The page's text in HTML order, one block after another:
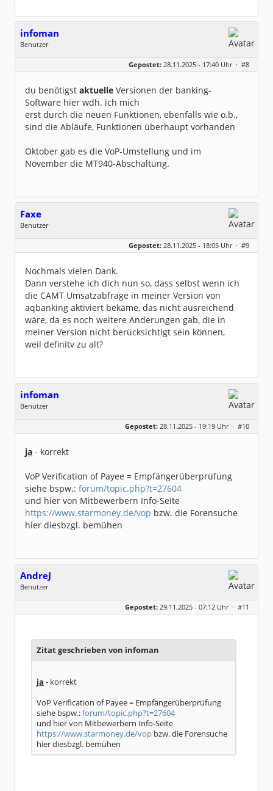
infoman
Benutzer
Dabei seit:
06 / 2008
Gepostet: 28.11.2025 - 17:40 Uhr · #8
du benötigst aktuelle Versionen der banking-
Software hier wdh. ich mich
erst durch die neuen Funktionen, ebenfalls wie o.b.,
sind die Abläufe, Funktionen überhaupt vorhanden
Oktober gab es die VoP-Umstellung und im
November die MT940-Abschaltung.
Faxe
Benutzer
Geschlecht:
keine Angabe
Dabei seit:
11 / 2025
Gepostet: 28.11.2025 - 18:05 Uhr · #9
Nochmals vielen Dank.
Dann verstehe ich dich nun so, dass selbst wenn ich
die CAMT Umsatzabfrage in meiner Version von
aqbanking aktiviert bekäme, das nicht ausreichend
wäre, da es noch weitere Änderungen gab, die in
meiner Version nicht berücksichtigt sein können,
weil definitv zu alt?
infoman
Benutzer
Dabei seit:
06 / 2008
Gepostet: 28.11.2025 - 19:19 Uhr · #10
ja - korrekt
VoP Verification of Payee = Empfängerüberprüfung
siehe bspw.: forum/topic.php?t=27604
und hier von Mitbewerbern Info-Seite
https://www.starmoney.de/vop bzw. die Forensuche
hier diesbzgl. bemühen
AndreJ
Benutzer
Geschlecht:
keine Angabe
Dabei seit:
10 / 2019
Gepostet: 29.11.2025 - 07:12 Uhr · #11
Zitat geschrieben von infoman
ja - korrekt
VoP Verification of Payee = Empfängerüberprüfung
siehe bspw.:forum/topic.php?t=27604
und hier von Mitbewerbern Info-Seite
https://www.starmoney.de/vop bzw. die Forensuche
hier diesbzgl. bemühen